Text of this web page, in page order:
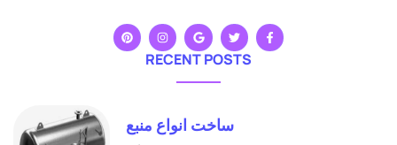
RECENT POSTS
ساخت انواع منبع